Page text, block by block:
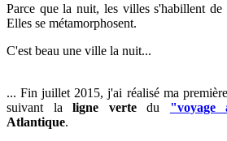
Parce que la nuit, les villes s'habillent de
Elles se métamorphosent.
C'est beau une ville la nuit...
... Fin juillet 2015, j'ai réalisé ma première
suivant laligne vertedu "voyage
Atlantique.